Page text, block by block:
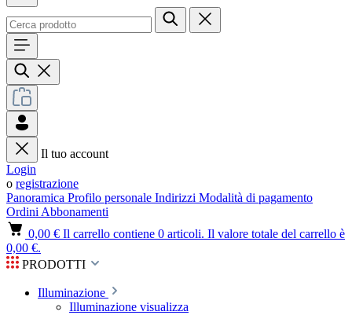
Il tuo account
Login
o registrazione
Panoramica Profilo personale Indirizzi Modalità di pagamento
Ordini Abbonamenti
0,00 € Il carrello contiene 0 articoli. Il valore totale del carrello è
0,00 €.
PRODOTTI
Illuminazione
Illuminazione visualizza